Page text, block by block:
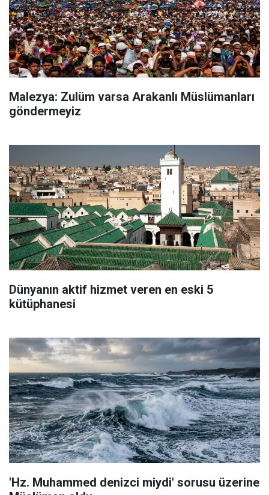
Malezya: Zulüm varsa Arakanlı Müslümanları
göndermeyiz
Dünyanın aktif hizmet veren en eski 5
kütüphanesi
'Hz. Muhammed denizci miydi' sorusu üzerine